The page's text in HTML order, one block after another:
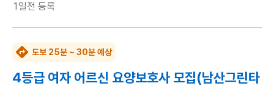
1일전 등록
도보 25분 ~ 30분 예상
4등급 여자 어르신 요양보호사 모집(남산그린타